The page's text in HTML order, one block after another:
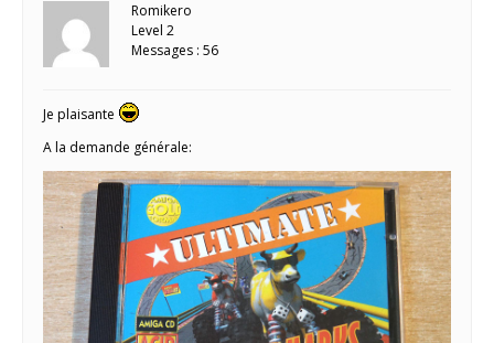
Romikero
Level 2
Messages : 56
Je plaisante
A la demande générale: